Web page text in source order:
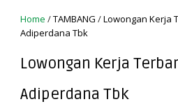
Home /TAMBANG /Lowongan Kerja
Adiperdana Tbk
Lowongan Kerja
Adiperdana Tbk